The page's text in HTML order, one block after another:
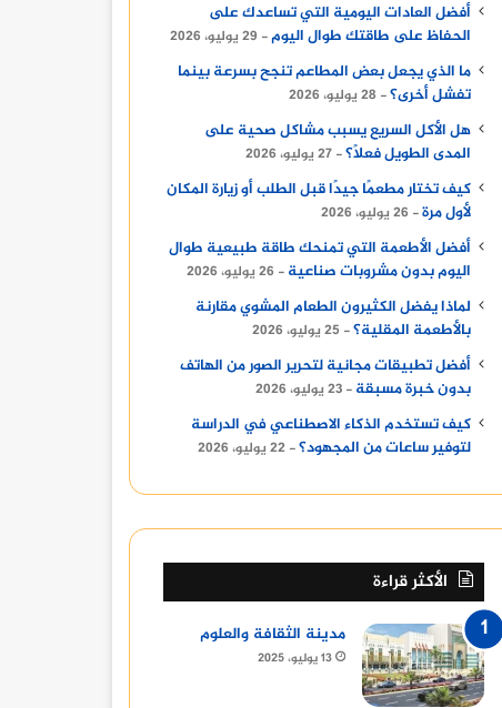
مدرسة كابيتال الدولية
7 أغسطس، 2025
مسجد الحصرى 6 اكتوبر
18 يوليو، 2025
أفضل العادات اليومية التي تساعدك على
الحفاظ على طاقتك طوال اليوم
29 يوليو، 2026
ما الذي يجعل بعض المطاعم تنجح بسرعة بينما
تفشل أخرى؟
28 يوليو، 2026
هل الأكل السريع يسبب مشاكل صحية على
المدى الطويل فعلًا؟
27 يوليو، 2026
كيف تختار مطعمًا جيدًا قبل الطلب أو زيارة المكان
لأول مرة
26 يوليو، 2026
أفضل الأطعمة التي تمنحك طاقة طبيعية طوال
اليوم بدون مشروبات صناعية
26 يوليو، 2026
لماذا يفضل الكثيرون الطعام المشوي مقارنة
بالأطعمة المقلية؟
25 يوليو، 2026
أفضل تطبيقات مجانية لتحرير الصور من الهاتف
بدون خبرة مسبقة
23 يوليو، 2026
كيف تستخدم الذكاء الاصطناعي في الدراسة
لتوفير ساعات من المجهود؟
22 يوليو، 2026
الأكثر قراءة
مدينة الثقافة والعلوم
13 يوليو، 2025